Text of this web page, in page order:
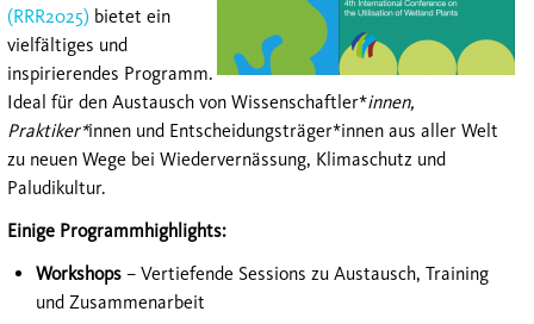
(RRR2025) bietet ein
vielfältiges und
inspirierendes Programm.
Ideal für den Austausch von Wissenschaftler*innen,
Praktiker*innen und Entscheidungsträger*innen aus aller Welt
zu neuen Wege bei Wiedervernässung, Klimaschutz und
Paludikultur.
Einige Programmhighlights:
Workshops – Vertiefende Sessions zu Austausch, Training
und Zusammenarbeit